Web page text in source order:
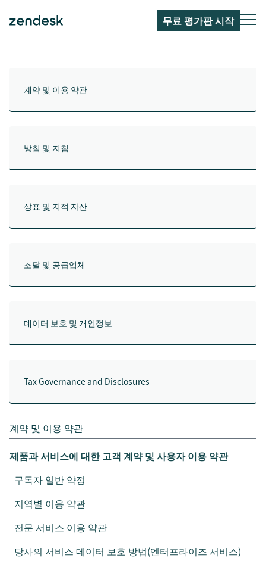
무료 평가판 시작
계약 및 이용 약관
방침 및 지침
상표 및 지적 자산
조달 및 공급업체
데이터 보호 및 개인정보
Tax Governance and Disclosures
계약 및 이용 약관
제품과 서비스에 대한 고객 계약 및 사용자 이용 약관
구독자 일반 약정
지역별 이용 약관
전문 서비스 이용 약관
당사의 서비스 데이터 보호 방법(엔터프라이즈 서비스)